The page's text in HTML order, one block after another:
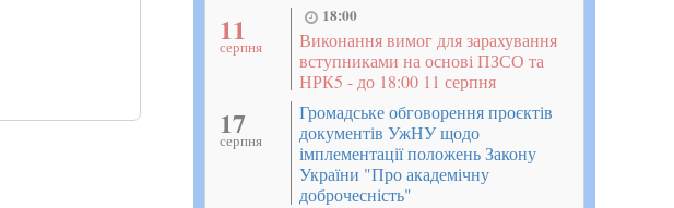
11
серпня
18:00
Виконання вимог для зарахування
вступниками на основі ПЗСО та
НРК5 - до 18:00 11 серпня
17
серпня
Громадське обговорення проєктів
документів УжНУ щодо
імплементації положень Закону
України "Про академічну
доброчесність"